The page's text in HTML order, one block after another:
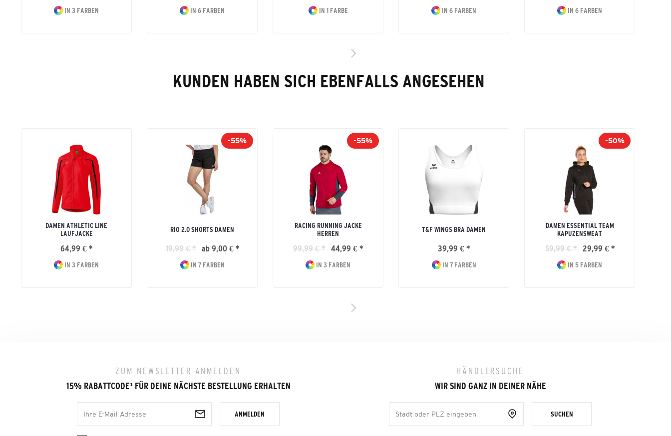
IN 3 FARBEN IN 6 FARBEN IN 1 FARBE IN 6 FARBEN IN 6 FARBEN
KUNDEN HABEN SICH EBENFALLS ANGESEHEN
DAMEN ATHLETIC LINE
LAUFJACKE
64,99 € *
IN 3 FARBEN
-55%
RIO 2.0 SHORTS DAMEN
19,99 € * ab 9,00 € *
IN 7 FARBEN
-55%
RACING RUNNING JACKE
HERREN
99,99 € * 44,99 € *
IN 3 FARBEN
T&F WINGS BRA DAMEN
39,99 € *
IN 7 FARBEN
-50%
DAMEN ESSENTIAL TEAM
KAPUZENSWEAT
59,99 € * 29,99 € *
IN 5 FARBEN
ZUM NEWSLETTER ANMELDEN
15% RABATTCODE¹FÜR DEINE NÄCHSTE BESTELLUNG ERHALTEN
ANMELDEN
HÄNDLERSUCHE
WIR SIND GANZ IN DEINER NÄHE
SUCHEN